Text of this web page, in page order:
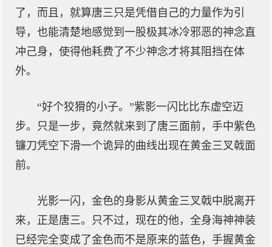
了，而且，就算唐三只是凭借自己的力量作为引
导，也能清楚地感觉到一股极其冰冷邪恶的神念直
冲己身，使得他耗费了不少神念才将其阻挡在体
外。
“好个狡猾的小子。”紫影一闪比比东虚空迈
步。只是一步，竟然就来到了唐三面前，手中紫色
镰刀凭空下滑一个诡异的曲线出现在黄金三叉戟面
前。
光影一闪，金色的身影从黄金三叉戟中脱离开
来，正是唐三。只不过，现在的他，全身海神神装
已经完全变成了金色而不是原来的蓝色，手握黄金